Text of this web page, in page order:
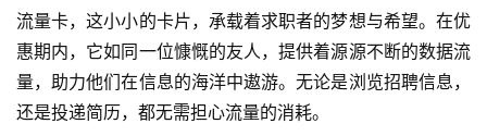
流量卡，这小小的卡片，承载着求职者的梦想与希望。在优
惠期内，它如同一位慷慨的友人，提供着源源不断的数据流
量，助力他们在信息的海洋中遨游。无论是浏览招聘信息，
还是投递简历，都无需担心流量的消耗。